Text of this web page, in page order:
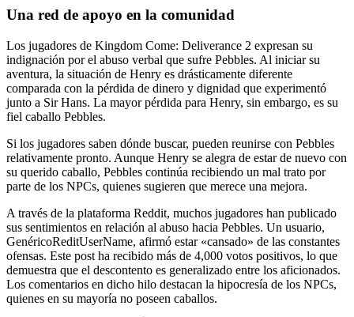
Una red de apoyo en la comunidad
Los jugadores de Kingdom Come: Deliverance 2 expresan su
indignación por el abuso verbal que sufre Pebbles. Al iniciar su
aventura, la situación de Henry es drásticamente diferente
comparada con la pérdida de dinero y dignidad que experimentó
junto a Sir Hans. La mayor pérdida para Henry, sin embargo, es su
fiel caballo Pebbles.
Si los jugadores saben dónde buscar, pueden reunirse con Pebbles
relativamente pronto. Aunque Henry se alegra de estar de nuevo con
su querido caballo, Pebbles continúa recibiendo un mal trato por
parte de los NPCs, quienes sugieren que merece una mejora.
A través de la plataforma Reddit, muchos jugadores han publicado
sus sentimientos en relación al abuso hacia Pebbles. Un usuario,
GenéricoReditUserName, afirmó estar «cansado» de las constantes
ofensas. Este post ha recibido más de 4,000 votos positivos, lo que
demuestra que el descontento es generalizado entre los aficionados.
Los comentarios en dicho hilo destacan la hipocresía de los NPCs,
quienes en su mayoría no poseen caballos.